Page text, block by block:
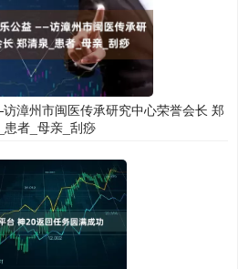
漳州市闽医传承研究中心荣誉会长 郑
患者_母亲_刮痧